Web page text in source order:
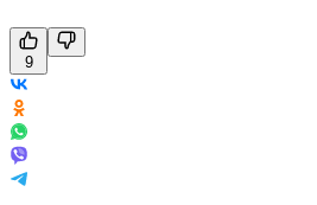
9